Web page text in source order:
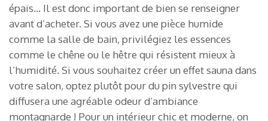
épais… Il est donc important de bien se renseigner
avant d’acheter. Si vous avez une pièce humide
comme la salle de bain, privilégiez les essences
comme le chêne ou le hêtre qui résistent mieux à
l’humidité. Si vous souhaitez créer un effet sauna dans
votre salon, optez plutôt pour du pin sylvestre qui
diffusera une agréable odeur d’ambiance
montagnarde ! Pour un intérieur chic et moderne, on